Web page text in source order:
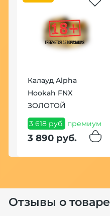
Калауд Alpha
Hookah FNX
ЗОЛОТОЙ
3 618 руб. премиум
3 890 руб.
Отзывы о товаре